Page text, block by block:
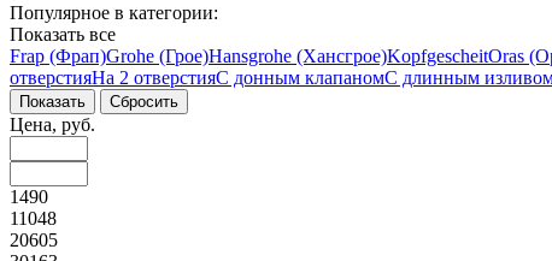
Популярное в категории:
Показать все
Frap (Фрап)Grohe (Грое)Hansgrohe (Хансгрое)KopfgescheitOras
отверстияНа 2 отверстияС донным клапаномС длинным
Цена, руб.
1490
11048
20605